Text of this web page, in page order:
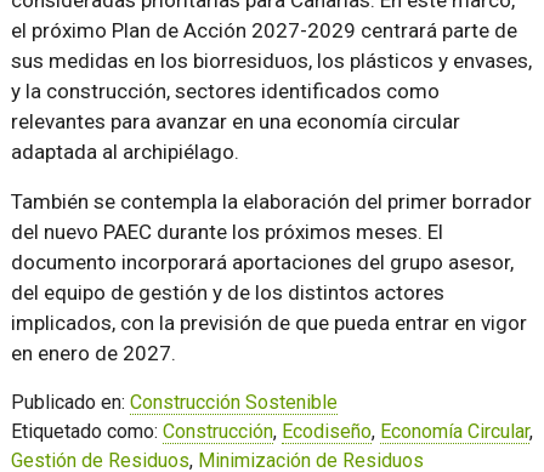
el próximo Plan de Acción 2027-2029 centrará parte de
sus medidas en los biorresiduos, los plásticos y envases,
y la construcción, sectores identificados como
relevantes para avanzar en una economía circular
adaptada al archipiélago.
También se contempla la elaboración del primer borrador
del nuevo PAEC durante los próximos meses. El
documento incorporará aportaciones del grupo asesor,
del equipo de gestión y de los distintos actores
implicados, con la previsión de que pueda entrar en vigor
en enero de 2027.
Publicado en: Construcción Sostenible
Etiquetado como: Construcción, Ecodiseño, Economía Circular,
Gestión de Residuos, Minimización de Residuos